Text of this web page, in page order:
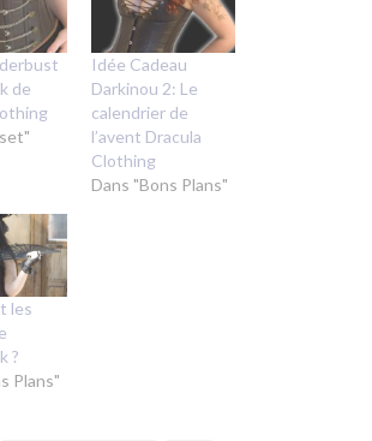
de
Idée Cadeau
Darkinou 2: Le
calendrier de
l’avent Dracula
Clothing
Dans "Bons Plans"
les
?
Plans"